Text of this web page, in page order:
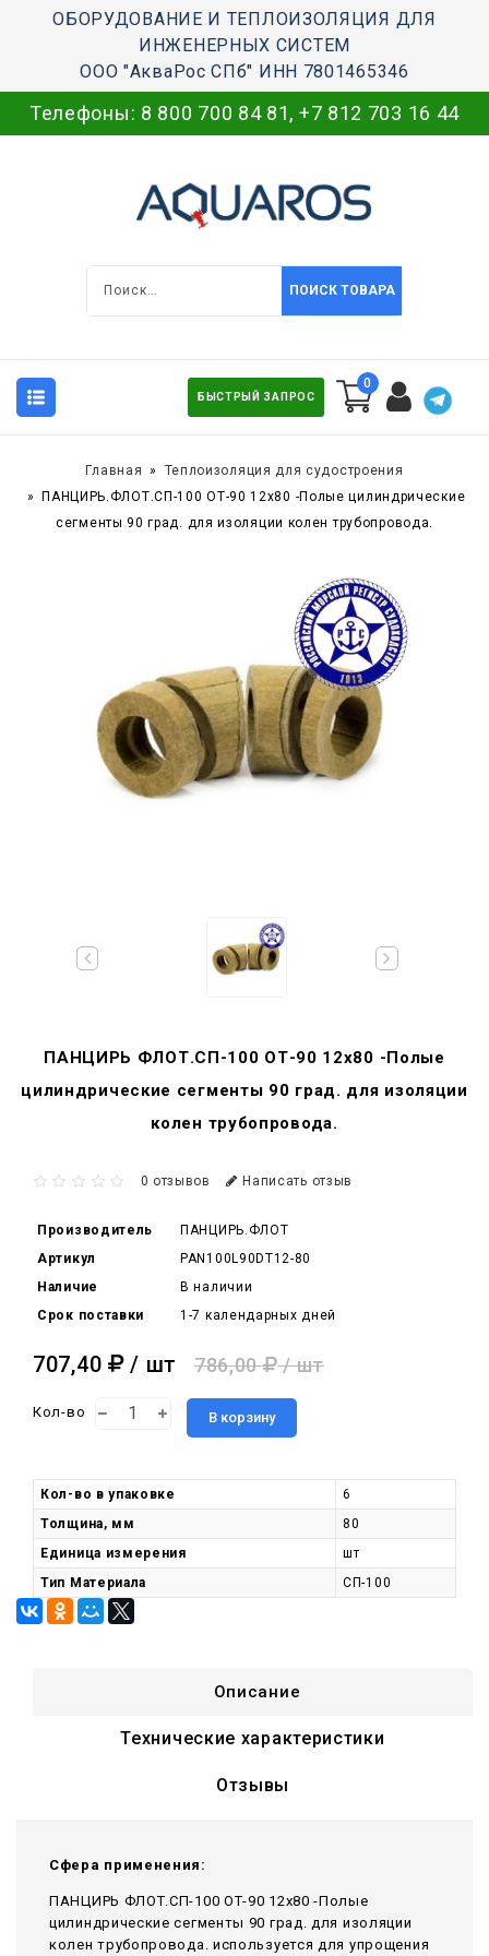
ОБОРУДОВАНИЕ И ТЕПЛОИЗОЛЯЦИЯ ДЛЯ
ИНЖЕНЕРНЫХ СИСТЕМ
ООО "АкваРос СПб" ИНН 7801465346
Телефоны: 8 800 700 84 81, +7 812 703 16 44
ПОИСК ТОВАРА
БЫСТРЫЙ ЗАПРОС
0
Главная
Теплоизоляция для судостроения
ПАНЦИРЬ.ФЛОТ.СП-100 ОТ-90 12x80 -Полые цилиндрические
сегменты 90 град. для изоляции колен трубопровода.
ПАНЦИРЬ ФЛОТ.СП-100 ОТ-90 12x80 -Полые
цилиндрические сегменты 90 град. для изоляции
колен трубопровода.
0 отзывов Написать отзыв
Производитель
ПАНЦИРЬ.ФЛОТ
Артикул
PAN100L90DT12-80
Наличие
В наличии
Срок поставки
1-7 календарных дней
707,40 / шт 786,00 / шт
Кол-во В корзину
Кол-во в упаковке
6
Толщина, мм
80
Единица измерения
шт
Тип Материала
СП-100
Описание
Технические характеристики
Отзывы
Сфера применения:
ПАНЦИРЬ ФЛОТ.СП-100 ОТ-90 12x80 -Полые
цилиндрические сегменты 90 град. для изоляции
колен трубопровода. используется для упрощения